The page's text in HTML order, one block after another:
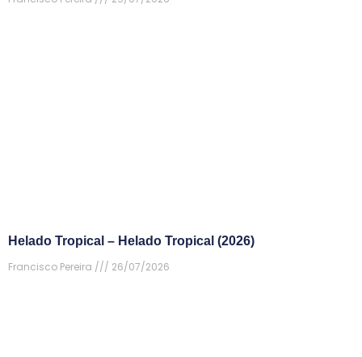
Helado Tropical – Helado Tropical (2026)
Francisco Pereira
26/07/2026